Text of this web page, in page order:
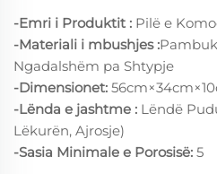
-Emri i Produktit : Pilë e
-Materiali i mbushjes :
Ngadalshëm pa Shtypje
-Dimensionet:
-Lënda e jashtme : Lëndë
Lëkurën, Ajrosje)
-Sasia Minimale e Porosisë: 5